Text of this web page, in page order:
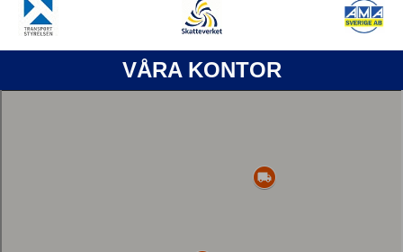
VÅRA KONTOR